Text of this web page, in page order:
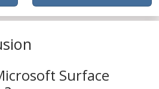
Surface